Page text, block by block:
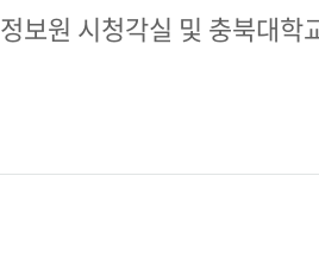
보원 시청각실 및 충북대학